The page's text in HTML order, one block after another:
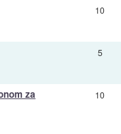
10
5
za 10